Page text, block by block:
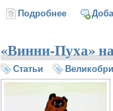
Подробнеео 14
«Винни-Пуха»
Статьи